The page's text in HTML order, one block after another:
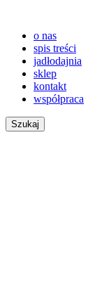
o nas
spis treści
jadłodajnia
sklep
kontakt
współpraca
Szukaj